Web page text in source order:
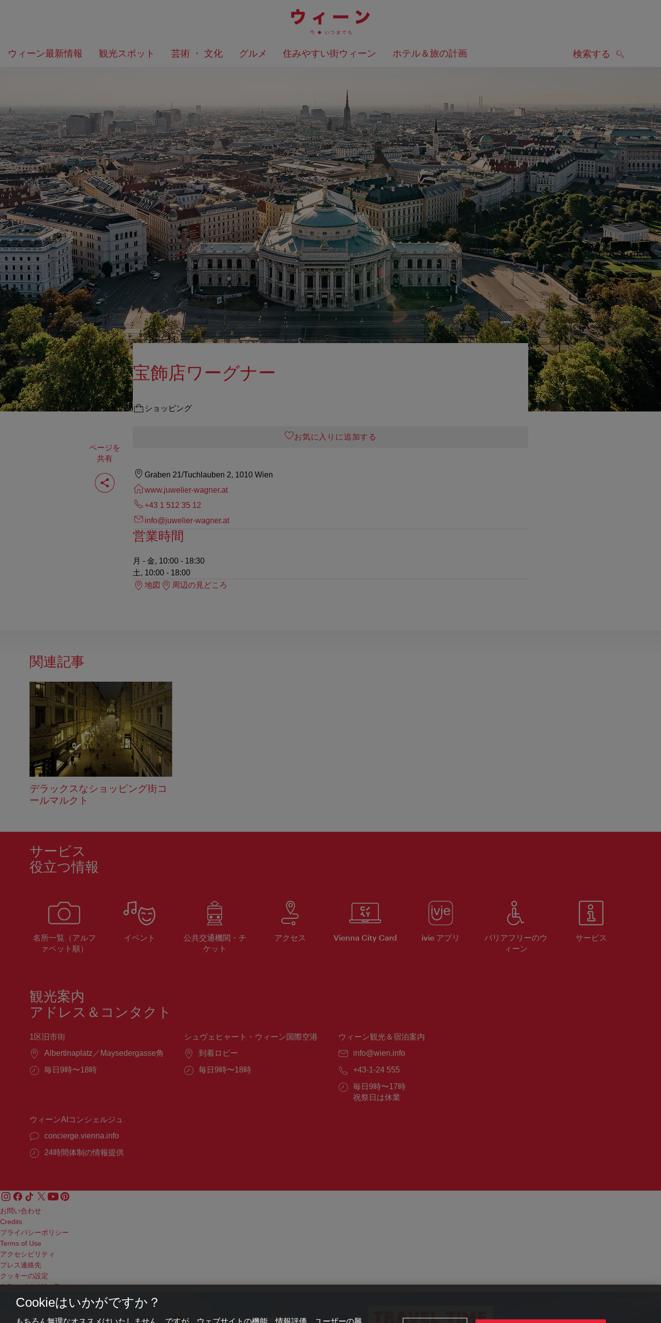
ニ
の
ッ
プ
へ
ウィーン最新情報 観光スポット 芸術 ・ 文化 グルメ 住みやすい街ウィーン ホテル＆旅の計画 検索する
何
を
か？
ページを
共有
ペ
ー
ジ
宝飾店ワーグナー
ショッピング
お気に入りに追加する
Graben 21/Tuchlauben 2, 1010 Wien
www.juwelier-wagner.at
+43 1 512 35 12
info@juwelier-wagner.at
営業時間
月 - 金, 10:00 - 18:30
土, 10:00 - 18:00
地図
周辺の見どころ
関連記事
デラックスなショッピング街コ
ールマルクト
サービス
役立つ情報
名所一覧（アルフ
ァベット順）
イベント
公共交通機関・チ
ケット
アクセス Vienna City Card ivie アプリ
バリアフリーのウ
ィーン
サービス
観光案内
アドレス＆コンタクト
1区旧市街
場
Albertinaplatz／Maysedergasse角
営
毎日9時〜18時
シュヴェヒャート・ウィーン国際空港
場
到着ロビー
営
毎日9時〜18時
ウィーン観光＆宿泊案内
E
ー
ル：
info@wien.info
電
番
号：
+43-1-24 555
営
業
毎日9時〜17時
祝祭日は休業
ウィーンAIコンシェルジュ
concierge.vienna.info
24時間体制の情報提供
お問い合わせ
Credits
プライバシーポリシー
Terms of Use
アクセシビリティ
プレス連絡先
クッキーの設定
© Copyright WienTourismus
Cookieはいかがですか？
もちろん無理なオススメはいたしません。ですが、ウェブサイトの機能、情報評価、ユーザーの興